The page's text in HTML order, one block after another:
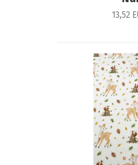
13,52